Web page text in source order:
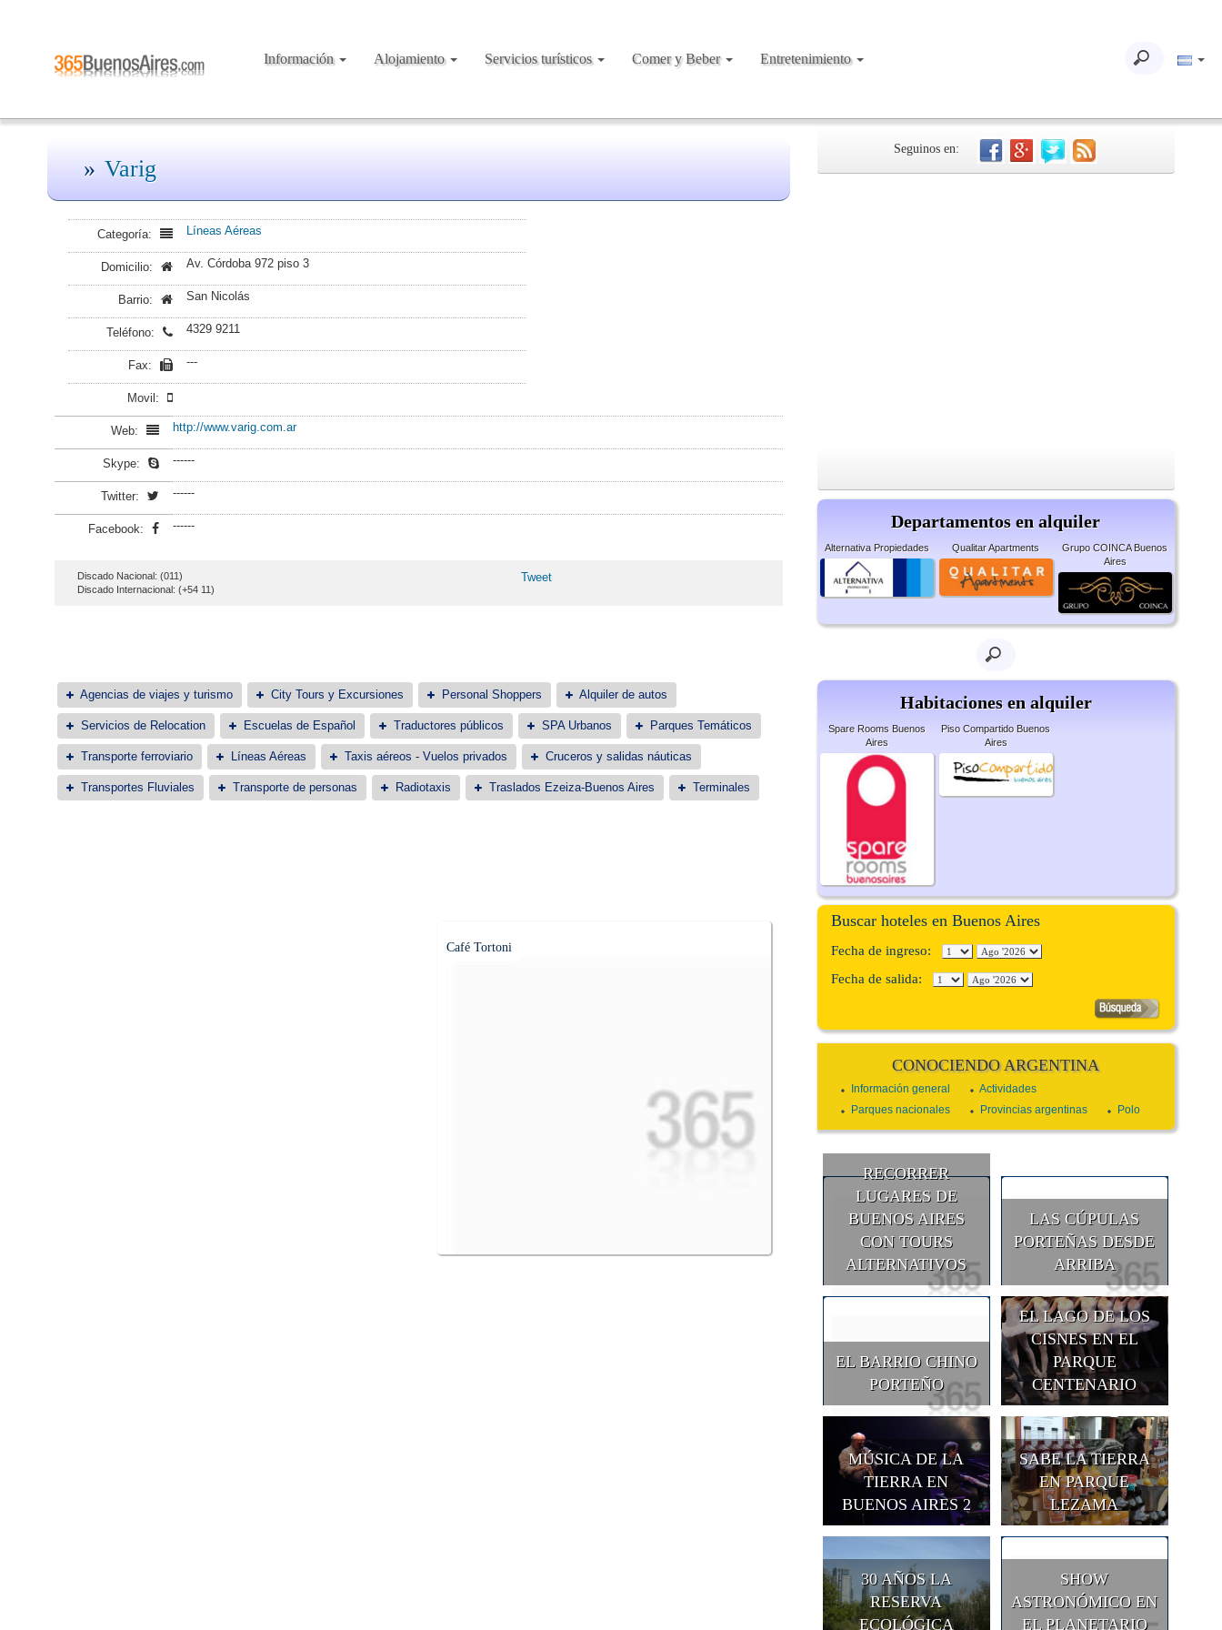
Información Alojamiento Servicios turísticos Comer y Beber Entretenimiento
Varig
Categoría: Líneas Aéreas
Domicilio: Av. Córdoba 972 piso 3
Barrio: San Nicolás
Teléfono: 4329 9211
Fax: ---
Movil:
Web: http://www.varig.com.ar
Skype: ------
Twitter: ------
Facebook: ------
Discado Nacional: (011)
Discado Internacional: (+54 11)
Tweet
Agencias de viajes y turismo City Tours y Excursiones Personal Shoppers Alquiler de autos
Servicios de Relocation Escuelas de Español Traductores públicos SPA Urbanos Parques Temáticos
Transporte ferroviario Líneas Aéreas Taxis aéreos - Vuelos privados Cruceros y salidas náuticas
Transportes Fluviales Transporte de personas Radiotaxis Traslados Ezeiza-Buenos Aires Terminales
Café Tortoni
Seguinos en:
Departamentos en alquiler
Alternativa Propiedades Qualitar Apartments
Grupo COINCA Buenos
Aires
Habitaciones en alquiler
Spare Rooms Buenos
Aires
Piso Compartido Buenos
Aires
Buscar hoteles en Buenos Aires
Fecha de ingreso:
Fecha de salida:
CONOCIENDO ARGENTINA
Información general
Actividades
Parques nacionales
Provincias argentinas Polo
RECORRER
LUGARES DE
BUENOS AIRES
CON TOURS
ALTERNATIVOS
LAS CÚPULAS
PORTEÑAS DESDE
ARRIBA
EL BARRIO CHINO
PORTEÑO
EL LAGO DE LOS
CISNES EN EL
PARQUE
CENTENARIO
MÚSICA DE LA
TIERRA EN
BUENOS AIRES 2
SABE LA TIERRA
EN PARQUE
LEZAMA
30 AÑOS LA
RESERVA
ECOLÓGICA
SHOW
ASTRONÓMICO EN
EL PLANETARIO